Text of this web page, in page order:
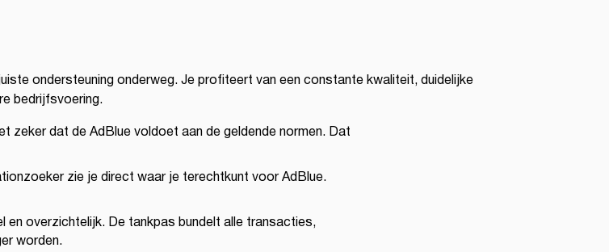
ondersteuning onderweg. Je profiteert van een constante kwaliteit, duidelijke
bedrijfsvoering.
zeker dat de AdBlue voldoet aan de geldende normen. Dat
zie je direct waar je terechtkunt voor AdBlue.
en overzichtelijk. De tankpas bundelt alle transacties,
worden.